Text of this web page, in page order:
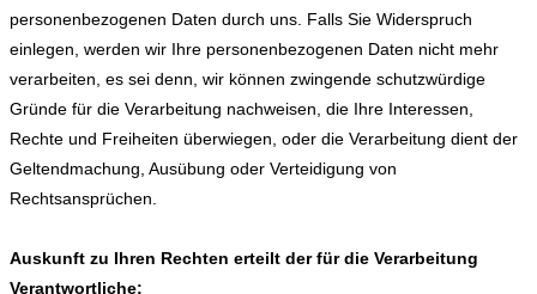
personenbezogenen Daten durch uns. Falls Sie Widerspruch
einlegen, werden wir Ihre personenbezogenen Daten nicht mehr
verarbeiten, es sei denn, wir können zwingende schutzwürdige
Gründe für die Verarbeitung nachweisen, die Ihre Interessen,
Rechte und Freiheiten überwiegen, oder die Verarbeitung dient der
Geltendmachung, Ausübung oder Verteidigung von
Rechtsansprüchen.
Auskunft zu Ihren Rechten erteilt der für die Verarbeitung
Verantwortliche: